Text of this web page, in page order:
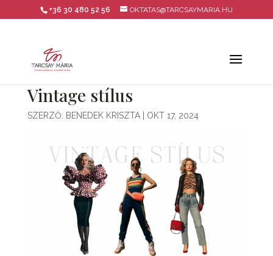
+36 30 480 52 56 OKTATAS@TARCSAYMARIA.HU
Vintage stílus
SZERZŐ: BENEDEK KRISZTA| OKT 17, 2024